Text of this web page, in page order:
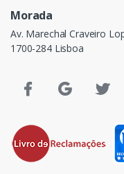
Morada
Av. Marechal Craveiro
1700-284 Lisboa